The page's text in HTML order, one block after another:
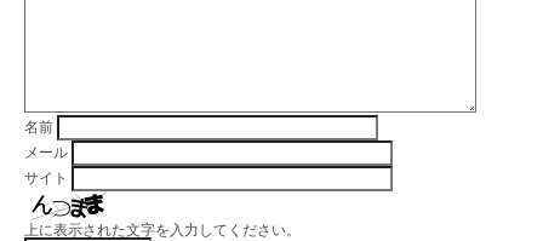
名前
メール
サイト
上に表示された文字を入力してください。